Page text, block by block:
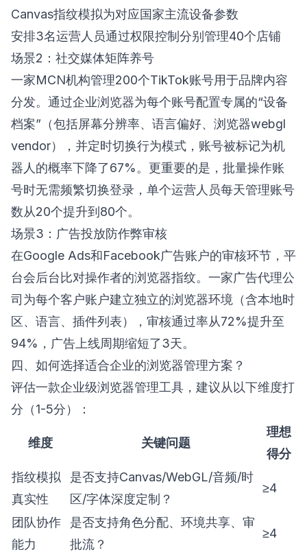
Canvas指纹模拟为对应国家主流设备参数
安排3名运营人员通过权限控制分别管理40个店铺
场景2：社交媒体矩阵养号
一家MCN机构管理200个TikTok账号用于品牌内容
分发。通过企业浏览器为每个账号配置专属的“设备
档案”（包括屏幕分辨率、语言偏好、浏览器webgl
vendor），并定时切换行为模式，账号被标记为机
器人的概率下降了67%。更重要的是，批量操作账
号时无需频繁切换登录，单个运营人员每天管理账号
数从20个提升到80个。
场景3：广告投放防作弊审核
在Google Ads和Facebook广告账户的审核环节，平
台会后台比对操作者的浏览器指纹。一家广告代理公
司为每个客户账户建立独立的浏览器环境（含本地时
区、语言、插件列表），审核通过率从72%提升至
94%，广告上线周期缩短了3天。
四、如何选择适合企业的浏览器管理方案？
评估一款企业级浏览器管理工具，建议从以下维度打
分（1-5分）：
维度 关键问题
理想
得分
指纹模拟
真实性
是否支持Canvas/WebGL/音频/时
区/字体深度定制？
≥4
团队协作
能力
是否支持角色分配、环境共享、审
批流？
≥4